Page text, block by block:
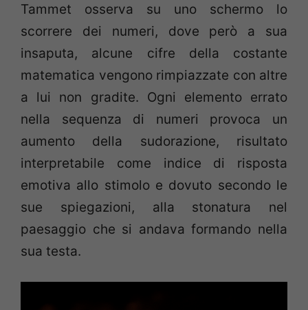
Tammet osserva su uno schermo lo
scorrere dei numeri, dove però a sua
insaputa, alcune cifre della costante
matematica vengono rimpiazzate con altre
a lui non gradite. Ogni elemento errato
nella sequenza di numeri provoca un
aumento della sudorazione, risultato
interpretabile come indice di risposta
emotiva allo stimolo e dovuto secondo le
sue spiegazioni, alla stonatura nel
paesaggio che si andava formando nella
sua testa.